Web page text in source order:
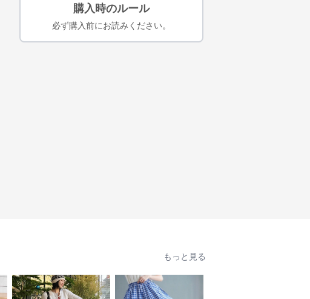
購入時のルール
必ず購入前にお読みください。
もっと見る